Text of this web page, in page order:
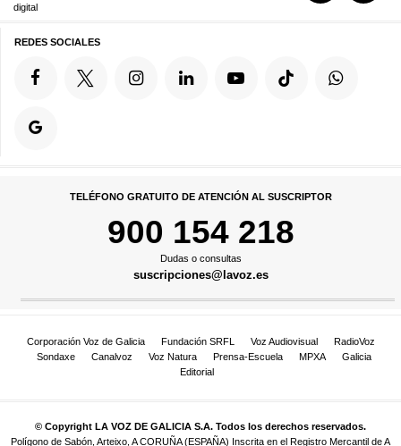
digital
REDES SOCIALES
TELÉFONO GRATUITO DE ATENCIÓN AL SUSCRIPTOR
900 154 218
Dudas o consultas
suscripciones@lavoz.es
Corporación Voz de Galicia Fundación SRFL Voz Audiovisual
RadioVoz
Sondaxe
Canalvoz Voz Natura Prensa-Escuela MPXA
Galicia
Editorial
© Copyright LA VOZ DE GALICIA S.A. Todos los derechos reservados.
Polígono de Sabón, Arteixo, A CORUÑA (ESPAÑA) Inscrita en el Registro Mercantil de A